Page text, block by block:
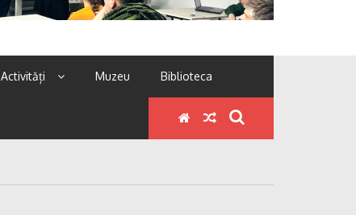
Activități Muzeu Biblioteca